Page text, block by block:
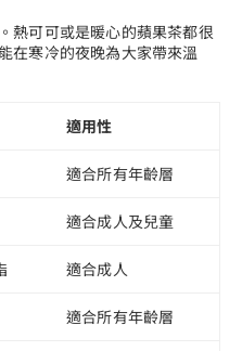
熱可可或是暖心的蘋果茶都很
在寒冷的夜晚為大家帶來溫
適用性
適合所有年齡層
適合成人及兒童
適合成人
適合所有年齡層